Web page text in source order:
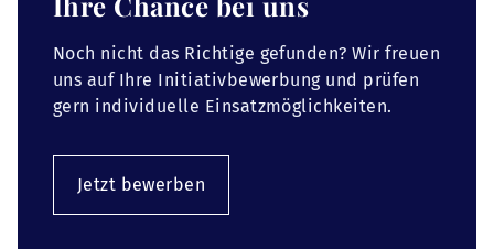
Noch nicht das Richtige gefunden? Wir freuen
uns auf Ihre Initiativbewerbung und prüfen
gern individuelle Einsatzmöglichkeiten.
Jetzt bewerben